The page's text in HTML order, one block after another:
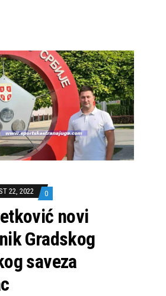
22, 2022 0
novi
Gradskog
saveza